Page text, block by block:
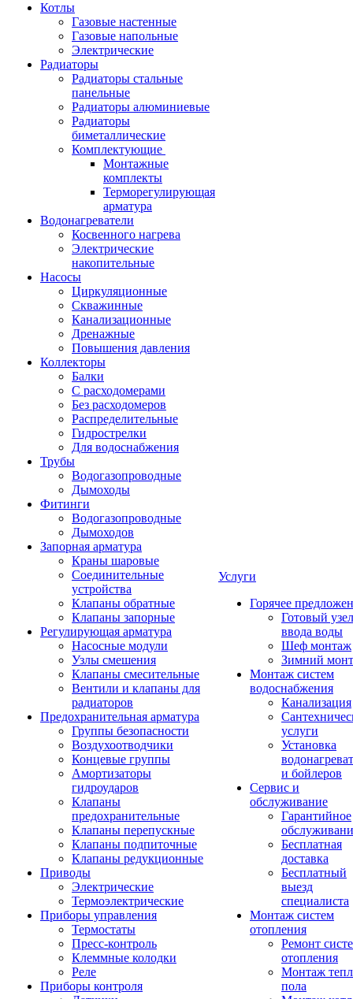
Котлы
Газовые настенные
Газовые напольные
Электрические
Радиаторы
Радиаторы стальные
панельные
Радиаторы алюминиевые
Радиаторы
биметаллические
Комплектующие
Монтажные
комплекты
Терморегулирующая
арматура
Водонагреватели
Косвенного нагрева
Электрические
накопительные
Насосы
Циркуляционные
Скважинные
Канализационные
Дренажные
Повышения давления
Коллекторы
Балки
С расходомерами
Без расходомеров
Распределительные
Гидрострелки
Для водоснабжения
Трубы
Водогазопроводные
Дымоходы
Фитинги
Водогазопроводные
Дымоходов
Запорная арматура
Краны шаровые
Соединительные
устройства
Клапаны обратные
Клапаны запорные
Регулирующая арматура
Насосные модули
Узлы смешения
Клапаны смесительные
Вентили и клапаны для
радиаторов
Предохранительная арматура
Группы безопасности
Воздухоотводчики
Концевые группы
Амортизаторы
гидроударов
Клапаны
предохранительные
Клапаны перепускные
Клапаны подпиточные
Клапаны редукционные
Приводы
Электрические
Термоэлектрические
Приборы управления
Термостаты
Пресс-контроль
Клеммные колодки
Реле
Приборы контроля
Услуги
Горячее
Готовый узел
ввода воды
Шеф монтаж
Зимний
Монтаж систем
водоснабжения
Канализация
услуги
Установка
и бойлеров
Сервис и
обслуживание
Гарантийное
Бесплатная
доставка
Бесплатный
выезд
специалиста
Монтаж систем
отопления
Ремонт
отопления
Монтаж
пола